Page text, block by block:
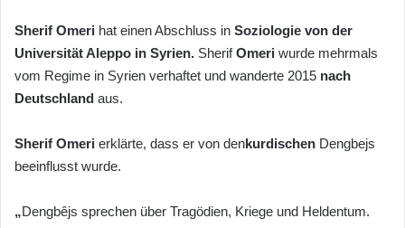
Sherif Omeri hat einen Abschluss in Soziologie von der
Universität Aleppo in Syrien. SherifOmeri wurde mehrmals
vom Regime in Syrien verhaftet und wanderte 2015 nach
Deutschland aus.
Sherif Omeri erklärte, dass er von denkurdischen Dengbejs
beeinflusst wurde.
„Dengbêjs sprechen über Tragödien, Kriege und Heldentum.